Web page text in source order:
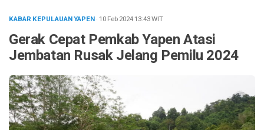
KABAR KEPULAUAN YAPEN· 10 Feb 202413:43WIT
Gerak Cepat Pemkab Yapen Atasi
Jembatan Rusak Jelang Pemilu 2024